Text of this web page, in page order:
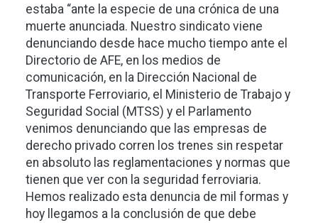
estaba “ante la especie de una crónica de una
muerte anunciada. Nuestro sindicato viene
denunciando desde hace mucho tiempo ante el
Directorio de AFE, en los medios de
comunicación, en la Dirección Nacional de
Transporte Ferroviario, el Ministerio de Trabajo y
Seguridad Social (MTSS) y el Parlamento
venimos denunciando que las empresas de
derecho privado corren los trenes sin respetar
en absoluto las reglamentaciones y normas que
tienen que ver con la seguridad ferroviaria.
Hemos realizado esta denuncia de mil formas y
hoy llegamos a la conclusión de que debe